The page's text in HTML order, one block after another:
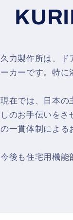
久力製作所は、ド
ーカーです。特に
現在では、日本の
しのお手伝いを
の一貫体制による
今後も住宅用機能